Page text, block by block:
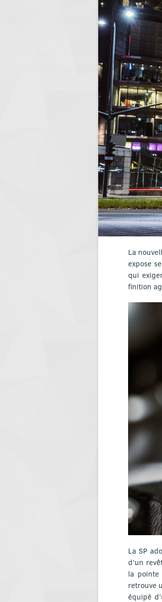
La
expose
qui
finition
La SP
d’un
la pointe
retrouve
équipé